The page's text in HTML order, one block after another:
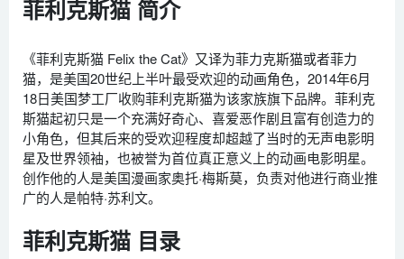
菲利克斯猫 简介
《菲利克斯猫 Felix the Cat》又译为菲力克斯猫或者菲力
猫，是美国20世纪上半叶最受欢迎的动画角色，2014年6月
18日美国梦工厂收购菲利克斯猫为该家族旗下品牌。菲利克
斯猫起初只是一个充满好奇心、喜爱恶作剧且富有创造力的
小角色，但其后来的受欢迎程度却超越了当时的无声电影明
星及世界领袖，也被誉为首位真正意义上的动画电影明星。
创作他的人是美国漫画家奥托·梅斯莫，负责对他进行商业推
广的人是帕特·苏利文。
菲利克斯猫 目录